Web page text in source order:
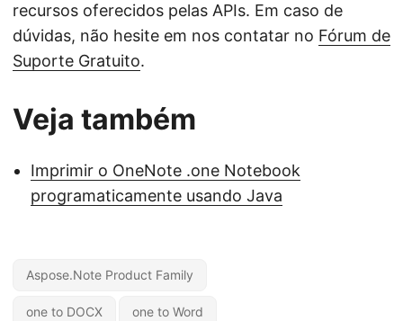
recursos oferecidos pelas APIs. Em caso de
dúvidas, não hesite em nos contatar no Fórum de
Suporte Gratuito.
Veja também
Imprimir o OneNote .one Notebook
programaticamente usando Java
Aspose.Note Product Family
one to DOCX one to Word